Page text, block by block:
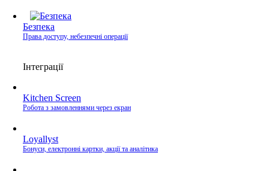
Безпека
Права доступу, небезпечні операції
Інтеграції
Kitchen Screen
Робота з замовленнями через екран
Loyallyst
Бонуси, електронні картки, акції та аналітика